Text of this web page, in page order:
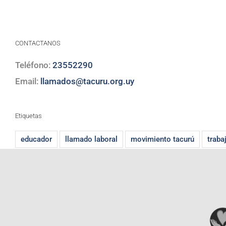
CONTACTANOS
Teléfono: 23552290
Email: llamados@tacuru.org.uy
Etiquetas
educador llamado laboral movimiento tacurú